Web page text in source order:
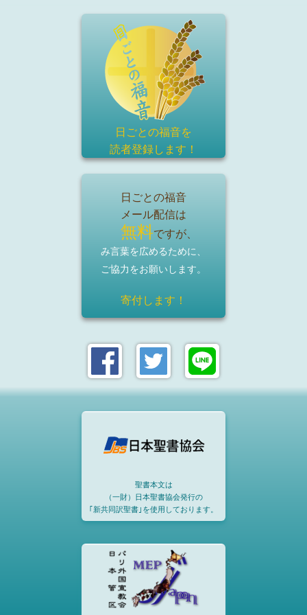
日ごとの福音を
読者登録します！
日ごとの福音
メール配信は
無料ですが、
み言葉を広めるために、
ご協力をお願いします。
寄付します！
聖書本文は
（一財）日本聖書協会発行の
｢新共同訳聖書｣を使用しております。